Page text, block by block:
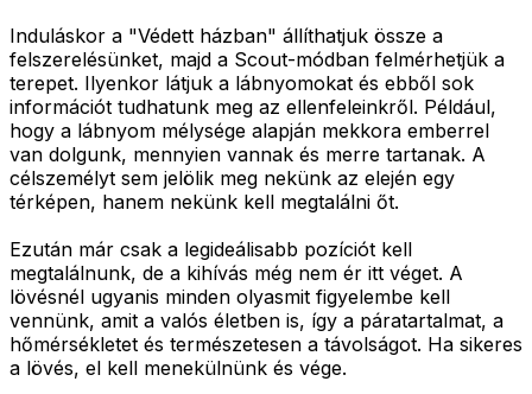
Induláskor a "Védett házban" állíthatjuk össze a
felszerelésünket, majd a Scout-módban felmérhetjük a
terepet. Ilyenkor látjuk a lábnyomokat és ebből sok
információt tudhatunk meg az ellenfeleinkről. Például,
hogy a lábnyom mélysége alapján mekkora emberrel
van dolgunk, mennyien vannak és merre tartanak. A
célszemélyt sem jelölik meg nekünk az elején egy
térképen, hanem nekünk kell megtalálni őt.
Ezután már csak a legideálisabb pozíciót kell
megtalálnunk, de a kihívás még nem ér itt véget. A
lövésnél ugyanis minden olyasmit figyelembe kell
vennünk, amit a valós életben is, így a páratartalmat, a
hőmérsékletet és természetesen a távolságot. Ha sikeres
a lövés, el kell menekülnünk és vége.